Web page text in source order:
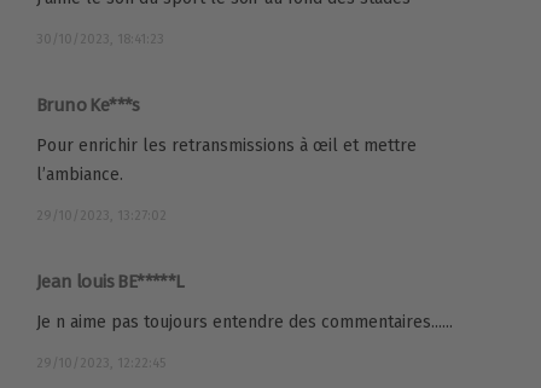
30/10/2023, 18:41:23
Bruno Ke***s
Pour enrichir les retransmissions à œil et mettre
l’ambiance.
29/10/2023, 13:27:02
Jean louis BE*****L
Je n aime pas toujours entendre des commentaires......
29/10/2023, 12:22:45